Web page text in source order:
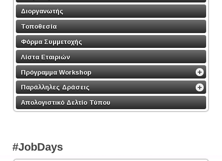
Διοργανωτής
Τοποθεσία
Φόρμα Συμμετοχής
Λίστα Εταιριών
Πρόγραμμα Workshop
Παράλληλες Δράσεις
Απολογιστικό Δελτίο Τύπου
#JobDays